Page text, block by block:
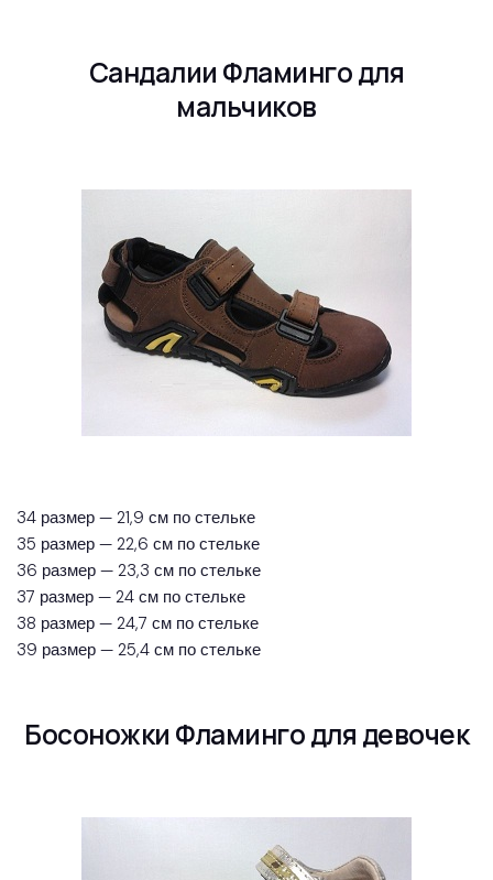
Сандалии Фламинго для
мальчиков
34 размер — 21,9 см по стельке
35 размер — 22,6 см по стельке
36 размер — 23,3 см по стельке
37 размер — 24 см по стельке
38 размер — 24,7 см по стельке
39 размер — 25,4 см по стельке
Босоножки Фламинго для девочек